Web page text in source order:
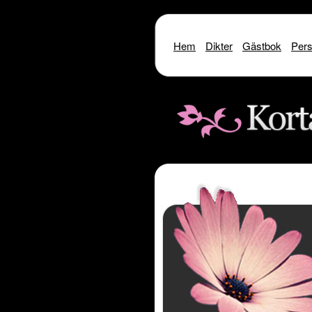
Warning: include() [function.include]: SSL
Warning
Warning
: include(http://
Warning : include() [
Hem Dikter Gästbok